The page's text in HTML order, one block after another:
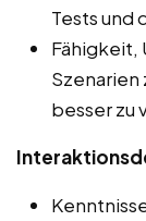
Tests und
Fähigkeit,
Szenarien
besser zu